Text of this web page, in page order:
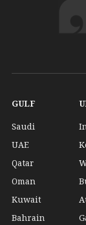
GULF
Saudi
UAE
Qatar
Oman
Kuwait
Bahrain